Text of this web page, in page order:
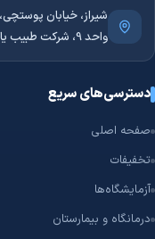
واحد 9، شرکت طبیب یاب
دسترسی‌های سریع
صفحه اصلی
تخفیفات
آزمایشگاه‌ها
درمانگاه و بیمارستان